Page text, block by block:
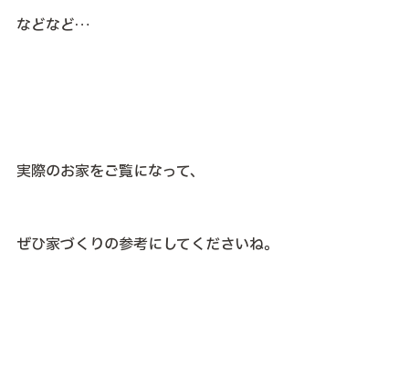
などなど…
実際のお家をご覧になって、
ぜひ家づくりの参考にしてくださいね。